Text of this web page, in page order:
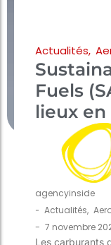
Actualités,
Fuels
lieux en
agencyinside
- Actualités,
- 7 novembre
Les carburants